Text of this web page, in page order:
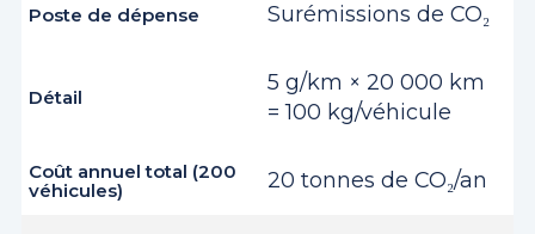
Surémissions de CO₂
5 g/km × 20 000 km
= 100 kg/véhicule
20 tonnes de CO₂/an